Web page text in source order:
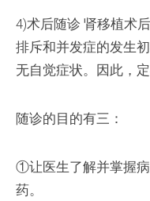
4)术后随诊 肾移植术
排斥和并发症的发生
无自觉症状。因此，
随诊的目的有三：
①让医生了解并掌握
药。